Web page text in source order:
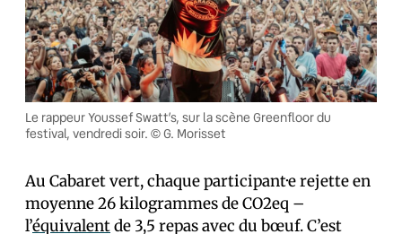
Le rappeur Youssef Swatt’s, sur la scène Greenfloor du
festival, vendredi soir. © G. Morisset
Au Cabaret vert, chaque participant·e rejette en
moyenne 26 kilogrammes de CO2eq –
l’équivalentde 3,5 repas avec du bœuf. C’est